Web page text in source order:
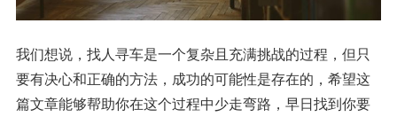
我们想说，找人寻车是一个复杂且充满挑战的过程，但只
要有决心和正确的方法，成功的可能性是存在的，希望这
篇文章能够帮助你在这个过程中少走弯路，早日找到你要